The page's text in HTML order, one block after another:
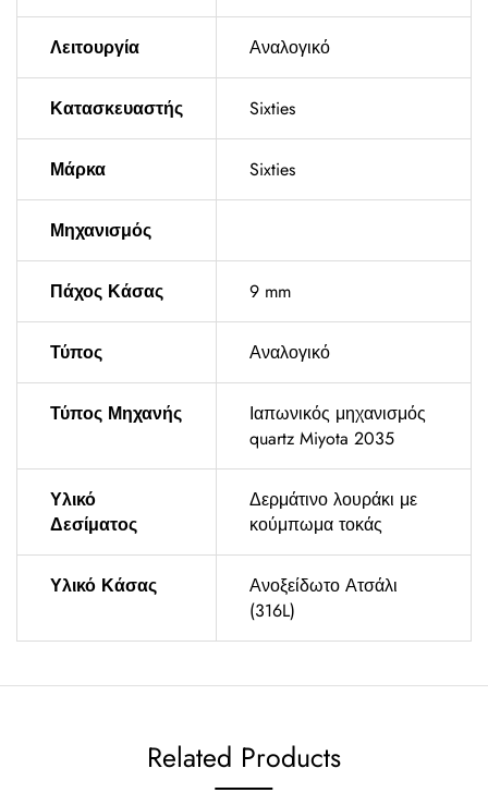
Λειτουργία Αναλογικό
Κατασκευαστής Sixties
Μάρκα Sixties
Μηχανισμός
Πάχος Κάσας 9 mm
Τύπος Αναλογικό
Τύπος Μηχανής
Ιαπωνικός μηχανισμός
quartz Miyota 2035
Υλικό
Δεσίματος
Δερμάτινο λουράκι με
κούμπωμα τοκάς
Υλικό Κάσας
Ανοξείδωτο Ατσάλι
(316L)
Related Products